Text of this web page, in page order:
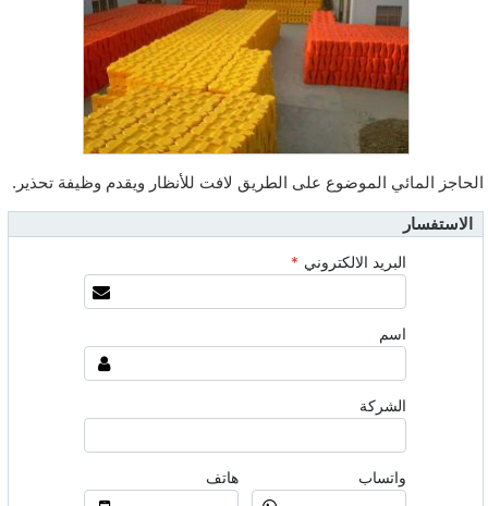
الحاجز المائي الموضوع على الطريق لافت للأنظار ويقدم وظيفة تحذير.
الاستفسار